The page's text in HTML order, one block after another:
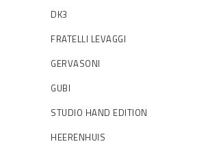
DK3
FRATELLI LEVAGGI
GERVASONI
GUBI
STUDIO HAND EDITION
HEERENHUIS